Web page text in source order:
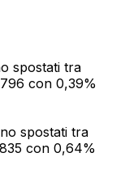
spostati tra
con 0,39%
spostati tra
con 0,64%